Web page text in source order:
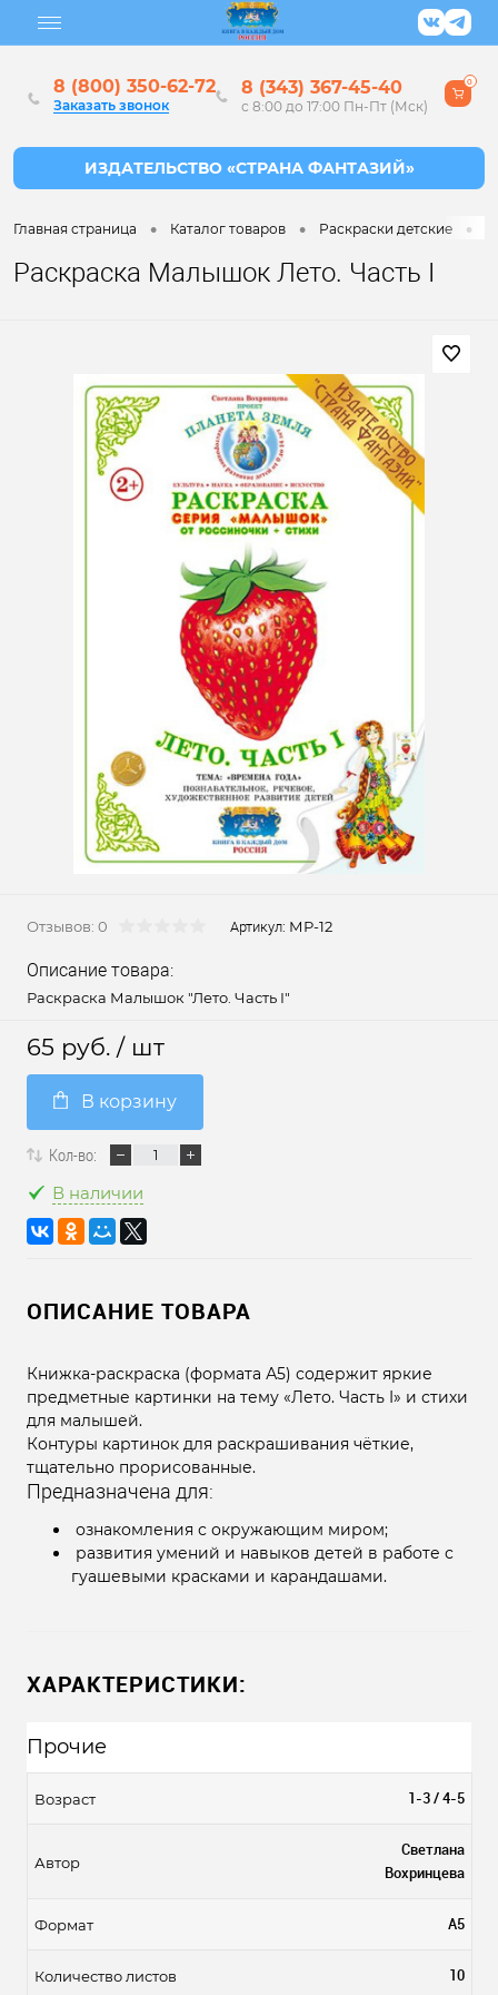
8 (800) 350-62-72
Заказать звонок
8 (343) 367-45-40
с 8:00 до 17:00 Пн-Пт (Мск)
0
Главная страница • Каталог товаров • Раскраски детские •
Раскраска Малышок Лето. Часть I
Отзывов: 0 Артикул: МР-12
Описание товара:
Раскраска Малышок "Лето. Часть I"
65 руб. / шт
В корзину
Кол-во:
В наличии
ОПИСАНИЕ ТОВАРА
Книжка-раскраска (формата А5) содержит яркие
предметные картинки на тему «Лето. Часть I» и стихи
для малышей.
Контуры картинок для раскрашивания чёткие,
тщательно прорисованные.
Предназначена для:
ознакомления с окружающим миром;
развития умений и навыков детей в работе с
гуашевыми красками и карандашами.
ХАРАКТЕРИСТИКИ:
Прочие
Возраст 1-3 / 4-5
Автор
Светлана
Вохринцева
Формат А5
Количество листов 10